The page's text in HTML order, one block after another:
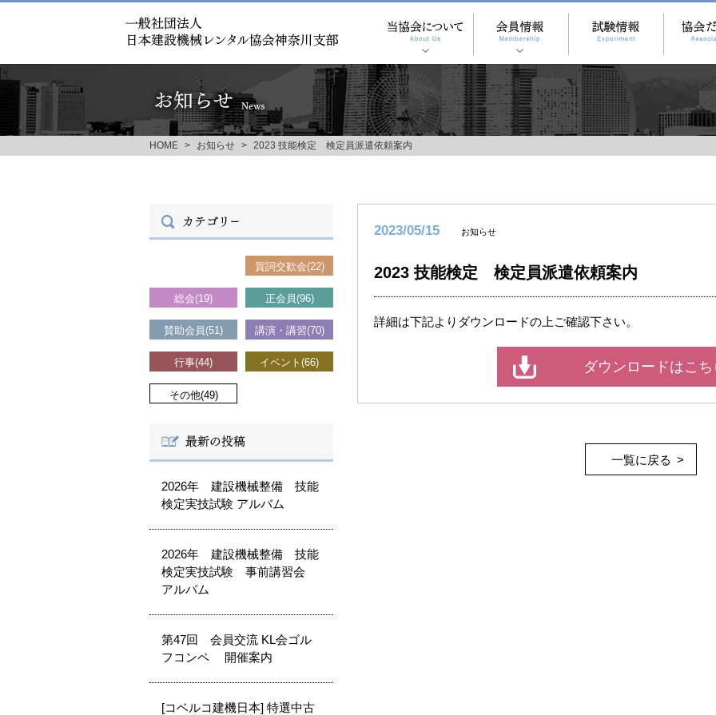
HOME > お知らせ > 2023 技能検定 検定員派遣依頼案内
賀詞交歓会(22)
総会(19) 正会員(96)
賛助会員(51) 講演・講習(70)
行事(44) イベント(66)
その他(49)
2026年 建設機械整備 技能
検定実技試験 アルバム
2026年 建設機械整備 技能
検定実技試験 事前講習会
アルバム
第47回 会員交流 KL会ゴル
フコンペ 開催案内
[コベルコ建機日本] 特選中古
2023/05/15 お知らせ
2023 技能検定 検定員派遣依頼案内
詳細は下記よりダウンロードの上ご確認下さい。
ダウンロードはこち
一覧に戻る